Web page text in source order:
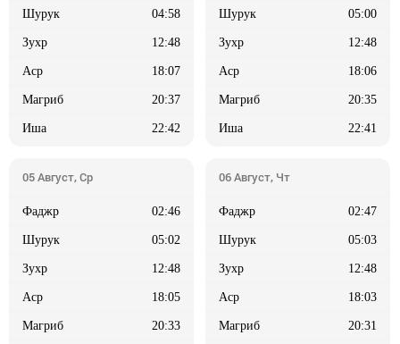
04:58
12:48
18:07
20:37
22:42
05:00
12:48
18:06
20:35
22:41
02:46
05:02
12:48
18:05
20:33
02:47
05:03
12:48
18:03
20:31